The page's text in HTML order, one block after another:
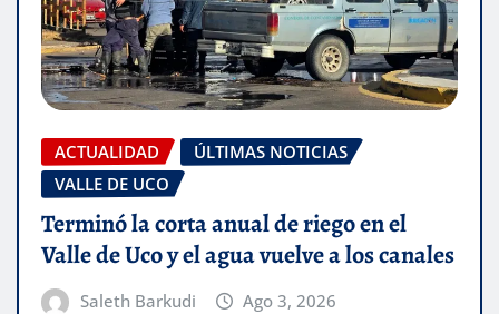
ACTUALIDAD
ÚLTIMAS NOTICIAS
VALLE DE UCO
Terminó la corta anual de riego en el
Valle de Uco y el agua vuelve a los canales
Saleth Barkudi Ago 3, 2026